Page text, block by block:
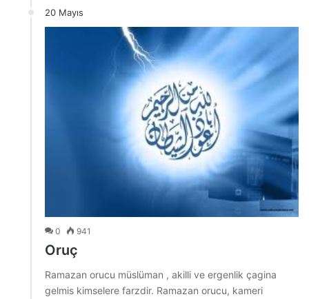
20 Mayıs
0 941
Oruç
Ramazan orucu müslüman , akilli ve ergenlik çagina
gelmis kimselere farzdir. Ramazan orucu, kameri